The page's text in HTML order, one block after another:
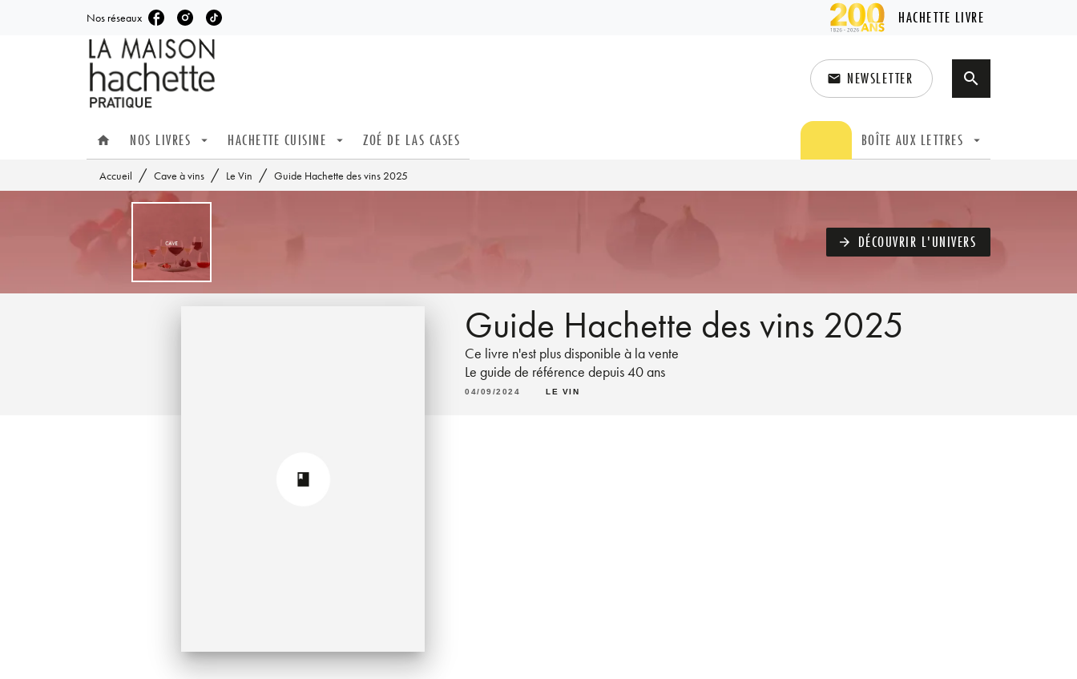
MENU RECHERCHE
Nos réseaux HACHETTE LIVRE
email NEWSLETTER search
home NOS LIVRES arrow_drop_down HACHETTE CUISINE arrow_drop_down ZOÉ DE LAS CASES BOÎTE AUX LETTRES arrow_drop_down
Accueil / Cave à vins / Le Vin / Guide Hachette des vins 2025
arrow_forward DÉCOUVRIR L'UNIVERS
Guide Hachette des vins 2025
Ce livre n'est plus disponible à la vente
Le guide de référence depuis 40 ans
04/09/2024 LE VIN